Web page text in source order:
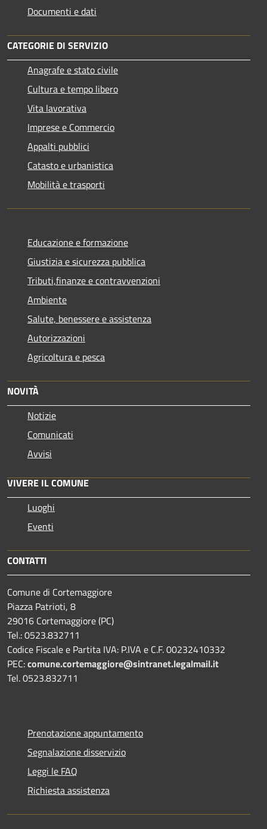
Documenti e dati
CATEGORIE DI SERVIZIO
Anagrafe e stato civile
Cultura e tempo libero
Vita lavorativa
Imprese e Commercio
Appalti pubblici
Catasto e urbanistica
Mobilità e trasporti
Educazione e formazione
Giustizia e sicurezza pubblica
Tributi,finanze e contravvenzioni
Ambiente
Salute, benessere e assistenza
Autorizzazioni
Agricoltura e pesca
NOVITÀ
Notizie
Comunicati
Avvisi
VIVERE IL COMUNE
Luoghi
Eventi
CONTATTI
Comune di Cortemaggiore
Piazza Patrioti, 8
29016 Cortemaggiore (PC)
Tel.: 0523.832711
Codice Fiscale e Partita IVA: P.IVA e C.F. 00232410332
PEC:comune.cortemaggiore@sintranet.legalmail.it
Tel. 0523.832711
Prenotazione appuntamento
Segnalazione disservizio
Leggi le FAQ
Richiesta assistenza